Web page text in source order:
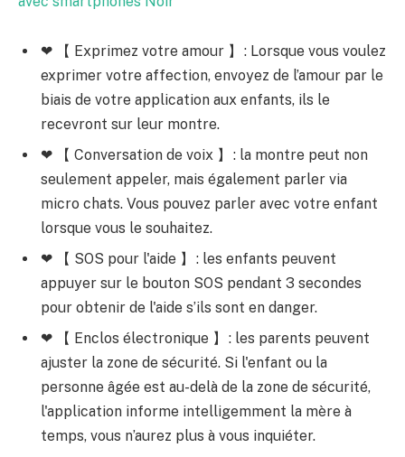
❤ 【 Exprimez votre amour 】 : Lorsque vous voulez
exprimer votre affection, envoyez de l’amour par le
biais de votre application aux enfants, ils le
recevront sur leur montre.
❤ 【 Conversation de voix 】 : la montre peut non
seulement appeler, mais également parler via
micro chats. Vous pouvez parler avec votre enfant
lorsque vous le souhaitez.
❤ 【 SOS pour l'aide 】 : les enfants peuvent
appuyer sur le bouton SOS pendant 3 secondes
pour obtenir de l'aide s’ils sont en danger.
❤ 【 Enclos électronique 】 : les parents peuvent
ajuster la zone de sécurité. Si l'enfant ou la
personne âgée est au-delà de la zone de sécurité,
l'application informe intelligemment la mère à
temps, vous n’aurez plus à vous inquiéter.